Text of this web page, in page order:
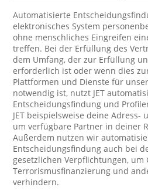
Automatisierte
elektronisches System
ohne menschliches Eingreifen
treffen. Bei der Erfüllung des
dem Umfang, der zur Erfüllung
erforderlich ist oder wenn dies
Plattformen und Dienste für
notwendig ist, nutzt JET
Entscheidungsfindung und
JET beispielsweise deine
um verfügbare Partner in deiner
Außerdem nutzen wir
Entscheidungsfindung auch bei
gesetzlichen Verpflichtungen, um
Terrorismusfinanzierung und
verhindern.